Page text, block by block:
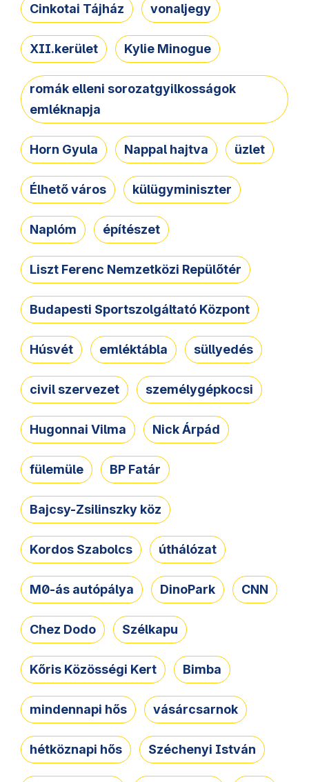
Cinkotai Tájház vonaljegy
XII.kerület Kylie Minogue
romák elleni sorozatgyilkosságok
emléknapja
Horn Gyula Nappal hajtva üzlet
Élhető város külügyminiszter
Naplóm építészet
Liszt Ferenc Nemzetközi Repülőtér
Budapesti Sportszolgáltató Központ
Húsvét emléktábla süllyedés
civil szervezet személygépkocsi
Hugonnai Vilma Nick Árpád
fülemüle BP Fatár
Bajcsy-Zsilinszky köz
Kordos Szabolcs úthálózat
M0-ás autópálya DinoPark CNN
Chez Dodo Szélkapu
Kőris Közösségi Kert Bimba
mindennapi hős vásárcsarnok
hétköznapi hős Széchenyi István